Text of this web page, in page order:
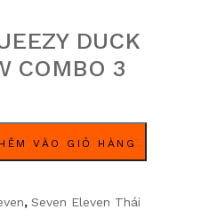
DUCK
COMBO 3
VÀO GIỎ HÀNG
, Seven Eleven Thái